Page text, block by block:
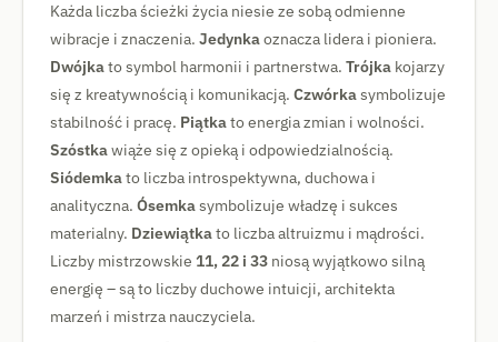
Każda liczba ścieżki życia niesie ze sobą odmienne
wibracje i znaczenia. Jedynkaoznacza lidera i pioniera.
Dwójkato symbol harmonii i partnerstwa. Trójka kojarzy
się z kreatywnością i komunikacją. Czwórkasymbolizuje
stabilność i pracę. Piątkato energia zmian i wolności.
Szóstkawiąże się z opieką i odpowiedzialnością.
Siódemkato liczba introspektywna, duchowa i
analityczna. Ósemkasymbolizuje władzę i sukces
materialny. Dziewiątkato liczba altruizmu i mądrości.
Liczby mistrzowskie 11, 22 i 33 niosą wyjątkowo silną
energię – są to liczby duchowe intuicji, architekta
marzeń i mistrza nauczyciela.